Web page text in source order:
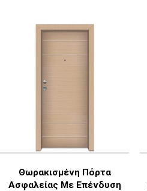
Θωρακισμένη Πόρτα
Ασφαλείας Με Επένδυση